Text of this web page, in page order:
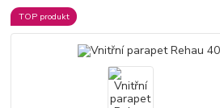
TOP produkt